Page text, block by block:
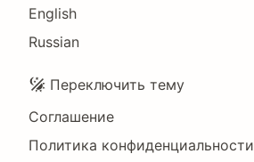
Language
English
Russian
Подвал
Переключить тему
Соглашение
Политика конфиденциальности